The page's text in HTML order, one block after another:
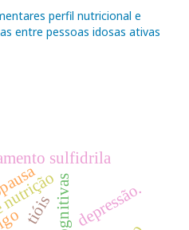
perfil nutricional e
entre pessoas idosas ativas
depressão.
tióis
sulfidrila